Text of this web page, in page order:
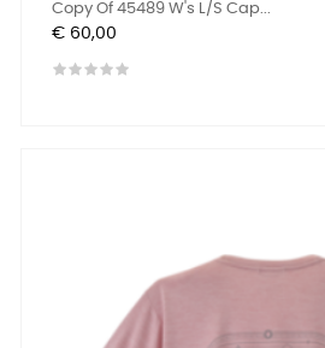
Copy Of 45489 W's L/S Cap...
Prijs
€ 60,00